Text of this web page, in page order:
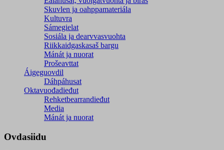
Skuvlen ja oahppamateriála
Kultuvra
Sámegielat
Sosiála ja dearvvasvuohta
Riikkaidgaskasaš bargu
Mánát ja nuorat
Prošeavttat
Áigeguovdil
Dáhpáhusat
Oktavuođadieđut
Rehketbearrandieđut
Media
Mánát ja nuorat
Ovdasiidu